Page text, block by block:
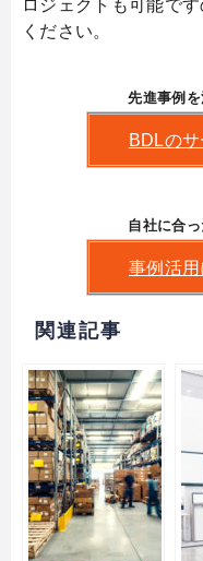
ロジェクトも可能で
ください。
先進事例
BDLの
自社に合
事例活
関連記事